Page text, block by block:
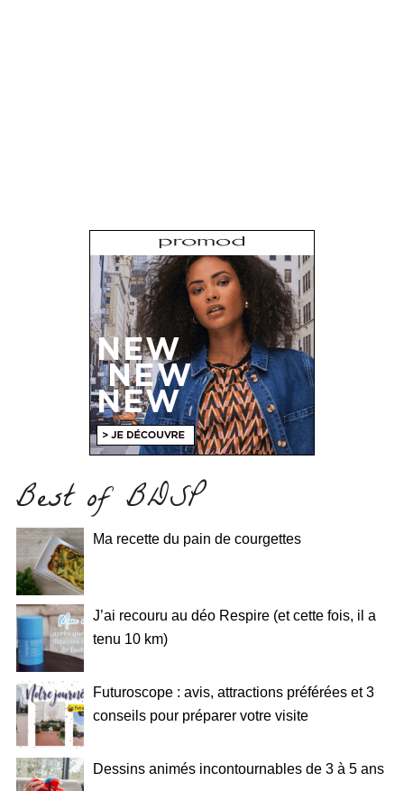
Best of BDSP
Ma recette du pain de courgettes
J’ai recouru au déo Respire (et cette fois, il a
tenu 10 km)
Futuroscope : avis, attractions préférées et 3
conseils pour préparer votre visite
Dessins animés incontournables de 3 à 5 ans